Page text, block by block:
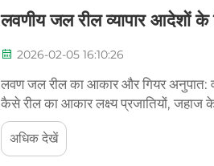
लवणीय जल रील व्यापार आदेशों के
2026-02-05 16:10:26
लवण जल रील का आकार और गियर अनुपात:
कैसे रील का आकार लक्ष्य प्रजातियों, जहाज
समय, वाणिज्यिक मछुआरे यह विचार करते हैं
अधिक देखें